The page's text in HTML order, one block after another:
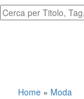
Home » Moda